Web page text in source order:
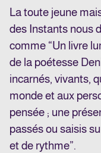
La toute jeune
des Instants nous
comme “Un livre
de la poétesse
incarnés, vivants,
monde et aux
pensée ; une
passés ou saisis
et de rythme”.